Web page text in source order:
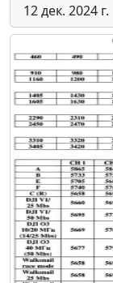
12 дек. 2024 г.